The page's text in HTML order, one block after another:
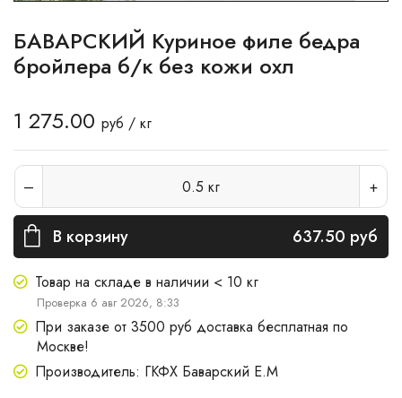
БАВАРСКИЙ Куриное филе бедра
бройлера б/к без кожи охл
1 275.00 руб / кг
0.5 кг
В корзину 637.50 руб
Товар на складе в наличии < 10 кг
Проверка 6 авг 2026, 8:33
При заказе от 3500 руб доставка бесплатная по
Москве!
Производитель: ГКФХ Баварский Е.М